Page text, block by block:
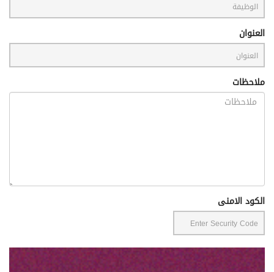
العنوان
ملاحظات
الكود الامنى